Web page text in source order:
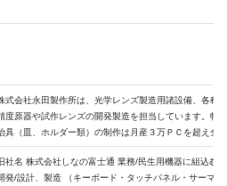
式会社永田製作所は、光学レンズ製造用諸設備、各種
度原器や試作レンズの開発製造を担当しています。特
具（皿、ホルダー類）の制作は月産３万ＰＣを超え全
旧社名 株式会社しなの富士通 業務/民生用機器に組込む
発/設計、製造 （キーボード・タッチパネル・サーマル